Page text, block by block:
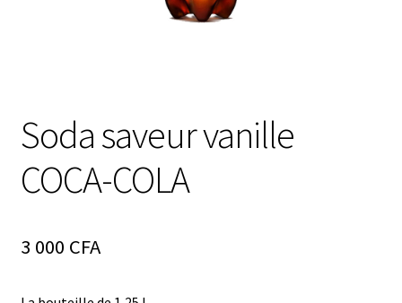
Soda saveur vanille
COCA-COLA
3 000 CFA